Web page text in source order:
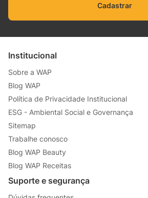
Cadastrar
Institucional
Sobre a WAP
Blog WAP
Política de Privacidade Institucional
ESG - Ambiental Social e Governança
Sitemap
Trabalhe conosco
Blog WAP Beauty
Blog WAP Receitas
Suporte e segurança